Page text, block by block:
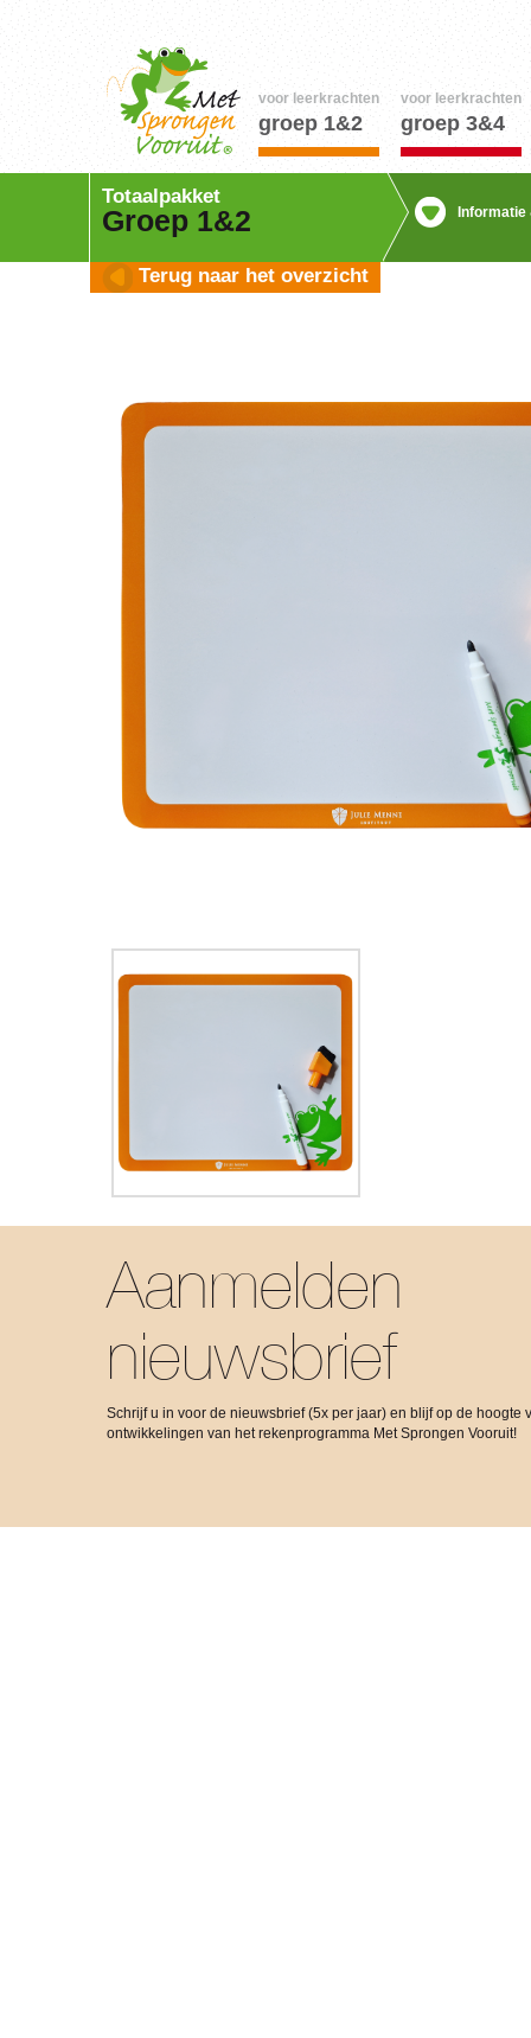
voor leerkrachten
groep 1&2
voor leerkrachten
groep 3&4
Totaalpakket
Groep 1&2
Terug naar het overzicht
Informatie
Aanmelden
nieuwsbrief
Schrijf u in voor de nieuwsbrief (5x per jaar) en blijf op de hoogte
ontwikkelingen van het rekenprogramma Met Sprongen Vooruit!